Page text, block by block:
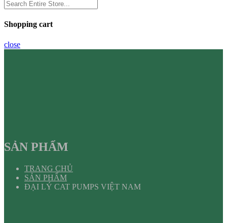
Shopping cart
close
SẢN PHẨM
TRANG CHỦ
SẢN PHẨM
ĐẠI LÝ CAT PUMPS VIỆT NAM